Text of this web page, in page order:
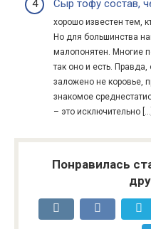
Сыр тофу состав,
хорошо известен тем,
Но для большинства
малопонятен. Многие
так оно и есть.
заложено не коровье,
знакомое
– это исключительно
Понравилась